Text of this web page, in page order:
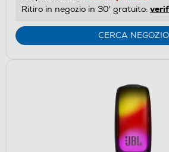
Ritiro in negozio in 30' gratuito:
CERCA NEGOZIO